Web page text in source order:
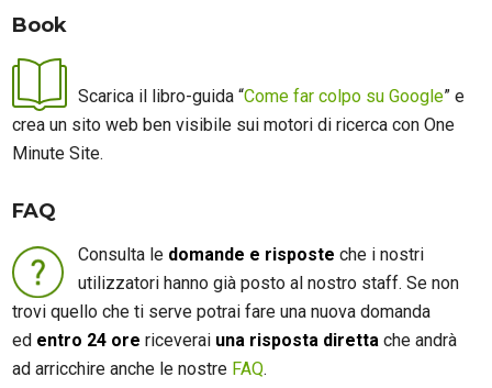
Book
Scarica il libro-guida “Come far colpo su Google” e
crea un sito web ben visibile sui motori di ricerca con One
Minute Site.
FAQ
Consulta le domande e risposte che i nostri
utilizzatori hanno già posto al nostro staff. Se non
trovi quello che ti serve potrai fare una nuova domanda
ed entro 24 orericeverai una risposta diretta che andrà
ad arricchire anche le nostre FAQ.